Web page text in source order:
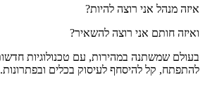
איזה מנהל אני רוצה להיות?
ואיזה חותם אני רוצה להשאיר?
להתפתח, קל להיסחף לעיסוק בכלים ובפתרונות.